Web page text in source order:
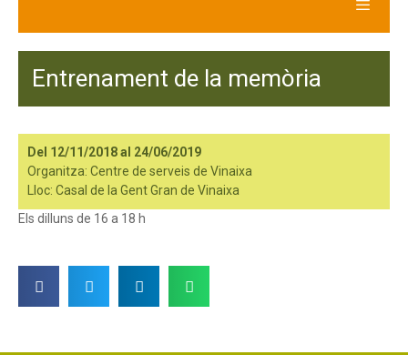
Entrenament de la memòria
Del 12/11/2018 al 24/06/2019
Organitza: Centre de serveis de Vinaixa
Lloc: Casal de la Gent Gran de Vinaixa
Els dilluns de 16 a 18 h